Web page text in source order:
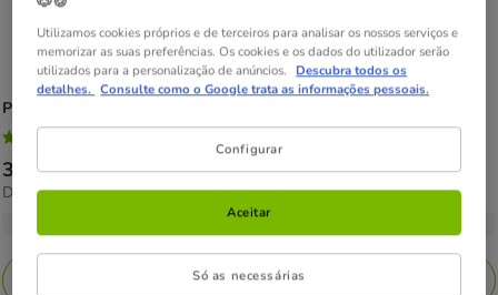
Pro Plan
4.8
estrelas
com
avaliações
Preço
de
143.06€
32.89€-143.06€
5.96€
Desde 5.96€ / kg
3 opções de peso
Adicionar
Utilizamos cookies próprios e de terceiros para analisar os nossos serviços e
memorizar as suas preferências. Os cookies e os dados do utilizador serão
utilizados para a personalização de anúncios. Descubra todos os
detalhes. Consulte como o Google trata as informações pessoais.
Configurar
Só as necessárias
Aceitar